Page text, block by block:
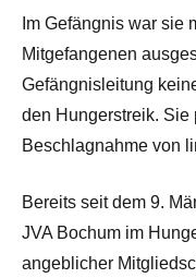
Im Gefängnis war sie
Mitgefangenen
Gefängnisleitung
den Hungerstreik. Sie
Beschlagnahme von
Bereits seit dem 9.
JVA Bochum im
angeblicher